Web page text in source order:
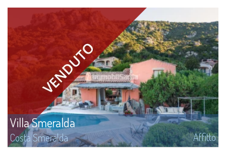
Villa Smeralda
Costa Smeralda Affitto